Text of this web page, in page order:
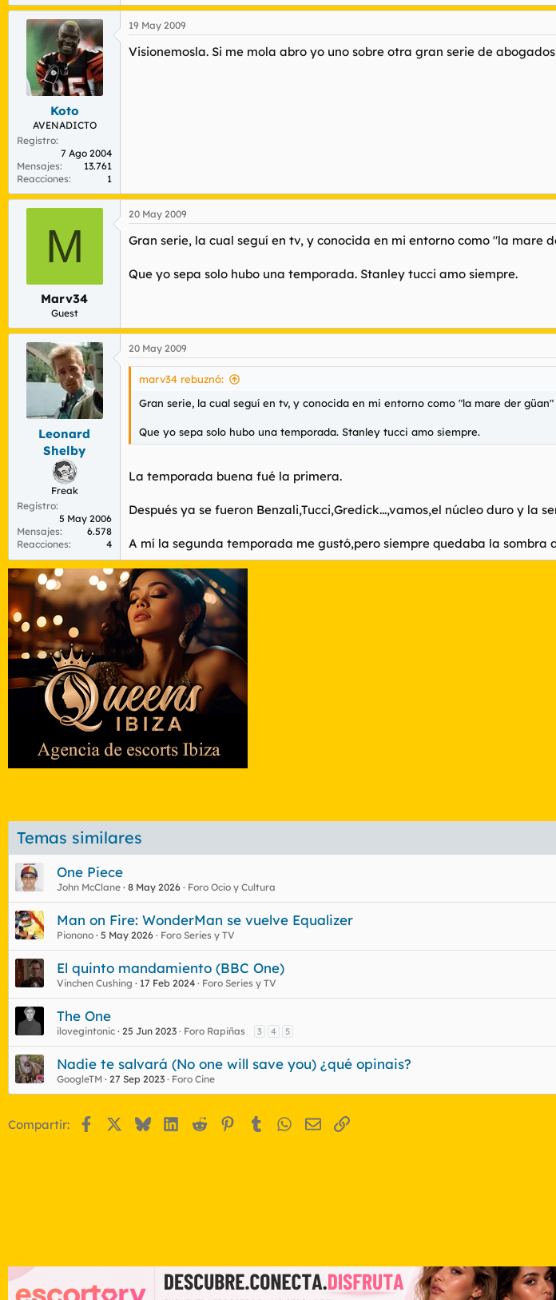
Koto
AVENADICTO
Registro
7 Ago 2004
Mensajes
13.761
Reacciones
1
19 May 2009
Visionemosla. Si me mola abro yo uno sobre otra gran serie de
M
Marv34
Guest
20 May 2009
Gran serie, la cual seguí en tv, y conocida en mi entorno como "la mare
Que yo sepa solo hubo una temporada. Stanley tucci amo siempre.
Leonard
Shelby
Freak
Registro
5 May 2006
Mensajes
6.578
Reacciones
4
20 May 2009
marv34 rebuznó:
Gran serie, la cual seguí en tv, y conocida en mi entorno como "la mare der güan"
Que yo sepa solo hubo una temporada. Stanley tucci amo siempre.
La temporada buena fué la primera.
Después ya se fueron Benzali,Tucci,Gredick...,vamos,el núcleo duro y
A mí la segunda temporada me gustó,pero siempre quedaba la sombra
Temas similares
One Piece
John McClane 8 May 2026 Foro Ocio y Cultura
Man on Fire: WonderMan se vuelve Equalizer
Pionono 5 May 2026 Foro Series y TV
El quinto mandamiento (BBC One)
Vinchen Cushing 17 Feb 2024 Foro Series y TV
The One
ilovegintonic 25 Jun 2023 Foro Rapiñas 3 4 5
Nadie te salvará (No one will save you) ¿qué opinais?
GoogleTM 27 Sep 2023 Foro Cine
Compartir: FacebookBlueskyLinkedIn
Reddit Pinterest
Tumblr WhatsApp
EmailEnlace